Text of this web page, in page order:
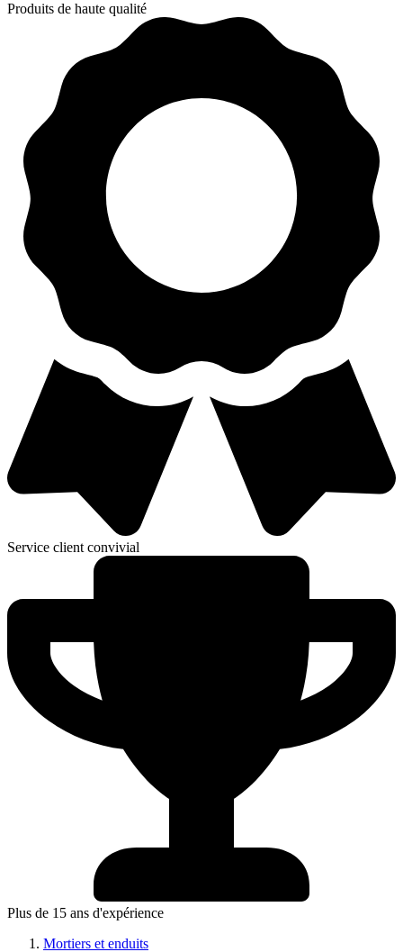
Produits de haute qualité
Service client convivial
Plus de 15 ans d'expérience
Mortiers et enduits